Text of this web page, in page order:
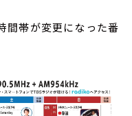
間帯が変更になった番